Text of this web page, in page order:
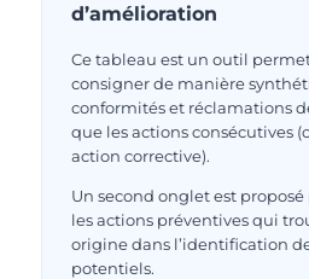
d’amélioration
Ce tableau est un outil
consigner de manière
conformités et réclamations
que les actions consécutives
action corrective).
Un second onglet est
les actions préventives qui
origine dans l’identification
potentiels.